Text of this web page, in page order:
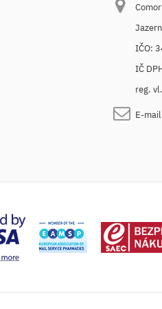
IČO:
IČ
reg.
E-